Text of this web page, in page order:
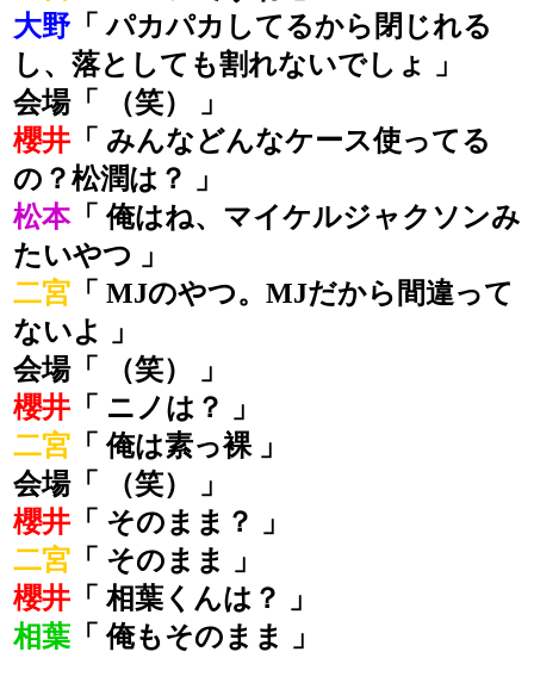
大野 「 パカパカしてるから閉じれる
し、落としても割れないでしょ 」
会場「 （笑） 」
櫻井 「 みんなどんなケース使ってる
の？松潤は？ 」
松本「 俺はね、マイケルジャクソンみ
たいやつ 」
二宮 「 MJのやつ。MJだから間違って
ないよ 」
会場「 （笑） 」
櫻井 「 ニノは？ 」
二宮 「 俺は素っ裸 」
会場「 （笑） 」
櫻井 「 そのまま？ 」
二宮 「 そのまま 」
櫻井 「 相葉くんは？ 」
相葉 「 俺もそのまま 」